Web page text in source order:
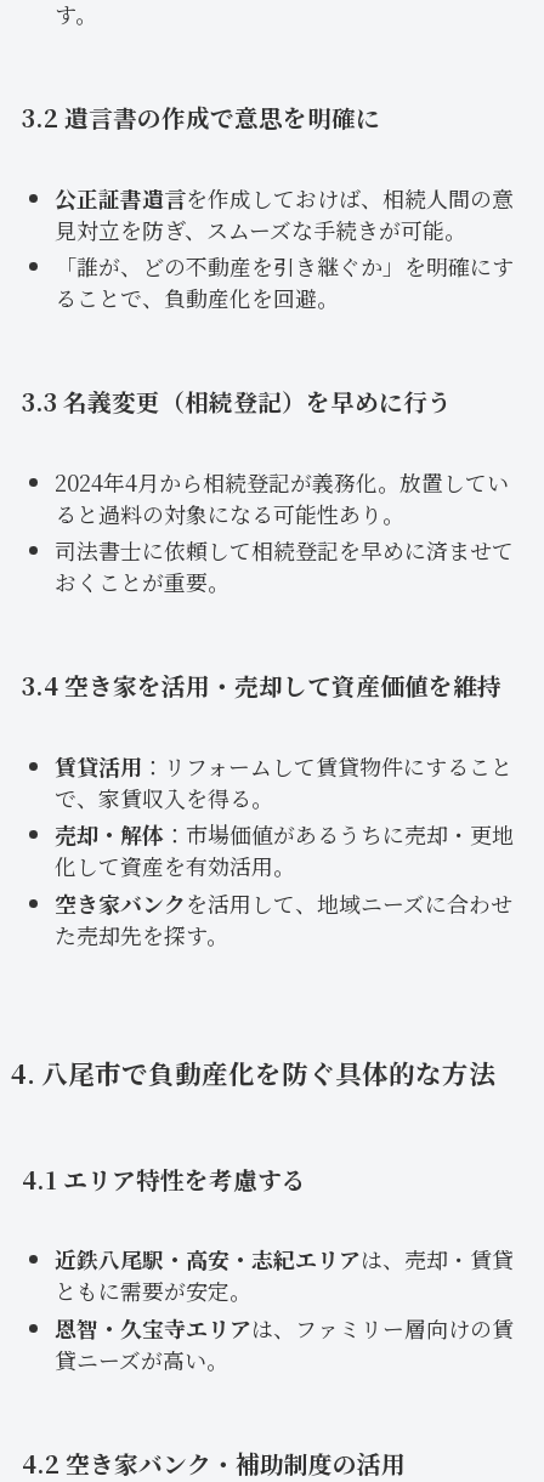
す。
3.2 遺言書の作成で意思を明確に
公正証書遺言を作成しておけば、相続人間の意
見対立を防ぎ、スムーズな手続きが可能。
「誰が、どの不動産を引き継ぐか」を明確にす
ることで、負動産化を回避。
3.3 名義変更（相続登記）を早めに行う
2024年4月から相続登記が義務化。放置してい
ると過料の対象になる可能性あり。
司法書士に依頼して相続登記を早めに済ませて
おくことが重要。
3.4 空き家を活用・売却して資産価値を維持
賃貸活用 ：リフォームして賃貸物件にすること
で、家賃収入を得る。
売却・解体：市場価値があるうちに売却・更地
化して資産を有効活用。
空き家バンクを活用して、地域ニーズに合わせ
た売却先を探す。
4. 八尾市で負動産化を防ぐ具体的な方法
4.1 エリア特性を考慮する
近鉄八尾駅・高安・志紀エリアは、売却・賃貸
ともに需要が安定。
恩智・久宝寺エリアは、ファミリー層向けの賃
貸ニーズが高い。
4.2 空き家バンク・補助制度の活用